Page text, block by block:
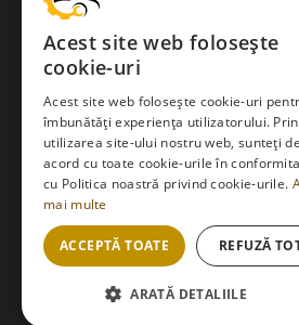
Termeni și condiții
Politica de Cookies
Politica de
Copyright © 2013-2026EDMauto.ro
rezervate.
Acest site web folosește
cookie-uri
Acest site web folosește cookie-uri
îmbunătăți experiența utilizatorului. Prin
utilizarea site-ului nostru web, sunteți de
acord cu toate cookie-urile în
cu Politica noastră privind cookie-urile.
mai multe
ACCEPTĂ TOATE REFUZĂ
ARATĂ DETALIILE